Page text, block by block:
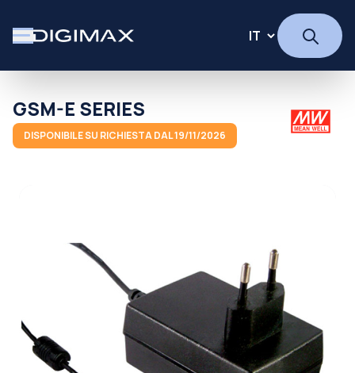
GSM-E SERIES
DISPONIBILE SU RICHIESTA DAL 19/11/2026